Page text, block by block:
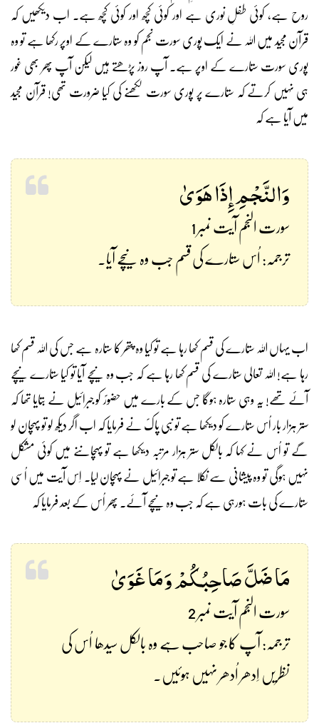
روح ہے، کوئی طفلِ نوری ہے اور کوئی کچھ اور کوئی کچھ ہے۔ اب دیکھیں کہ
قرآن مجید میں اللہ نے ایک پوری سورت نجم کو وہ ستارے کے اوپر رکھا ہے تو وہ
پوری سورت ستارے کے اوپر ہے۔ آپ روز پڑھتے ہیں لیکن آپ پھر بھی غور
ہی نہیں کرتے کہ ستارے پر پوری سورت لکھنے کی کیا ضرورت تھی! قرآن مجید
میں آیا ہے کہ
وَالنَّجْمِ إِذَا هَوَىٰ
سورت النجم آیت نمبر 1
ترجمہ: اُس ستارے کی قسم جب وہ نیچے آیا۔
اب یہاں اللہ ستارے کی قسم کھا رہا ہے تو کیا وہ پتھر کا ستارہ ہے جس کی اللہ قسم کھا
رہا ہے! اللہ تعالی ستارے کی قسم کھا رہا ہے کہ جب وہ نیچے آیا تو کیا ستارے نیچے
آئے تھے! یہ وہی ستارہ ہوگا جس کے بارے میں حضورؐ کو جبرائیل نے بتایا تھا کہ
ستر ہزار بار اُس ستارے کو دیکھا ہے تو نبی پاکؐ نے فرمایا کہ اب اگر دیکھ لو تو پہچان لو
گے تو اُس نے کہا کہ بالکل ستر ہزار مرتبہ دیکھا ہے تو پہچاننے میں کوئی مشکل
نہیں ہوگی تو وہ پیشانی سے نکلا ہے تو جبرائیل نے پہچان لیا۔ اِس آیت میں اُسی
ستارے کی بات ہورہی ہے کہ جب وہ نیچے آئے۔ پھر اُس کے بعد فرمایا کہ
مَا ضَلَّ صَاحِبُكُمْ وَمَا غَوَىٰ
سورت النجم آیت نمبر 2
ترجمہ: آپ کا جو صاحب ہے وہ بالکل سیدھا اُس کی
نظریں اِدھر اُدھر نہیں ہوئیں۔